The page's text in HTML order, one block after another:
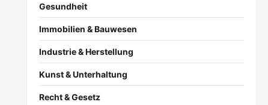
Gesundheit
Immobilien & Bauwesen
Industrie & Herstellung
Kunst & Unterhaltung
Recht & Gesetz